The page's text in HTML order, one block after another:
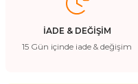
İADE & DEĞİŞİM
15 Gün içinde iade & değişim